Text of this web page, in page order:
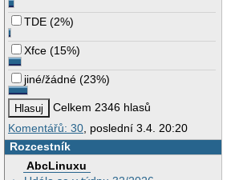
TDE (2%)
Xfce (15%)
jiné/žádné (23%)
Celkem 2346 hlasů
Komentářů: 30 , poslední 3.4. 20:20
Rozcestník
AbcLinuxu